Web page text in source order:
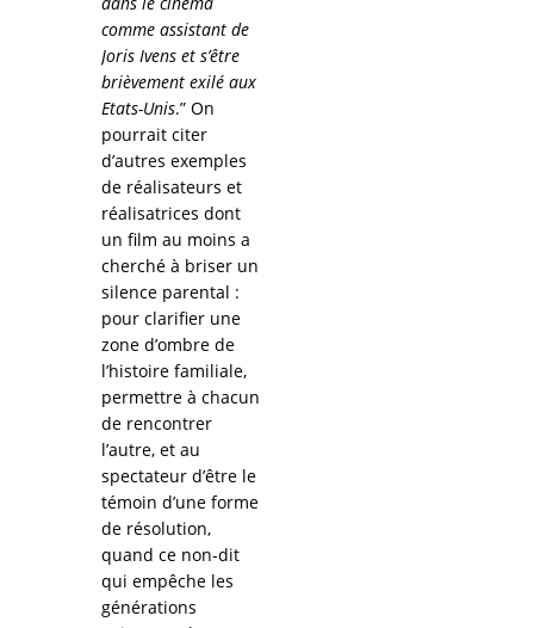
comme assistant de
Joris Ivens et s’être
brièvement exilé aux
Etats-Unis.” On
pourrait citer
d’autres exemples
de réalisateurs et
réalisatrices dont
un film au moins a
cherché à briser un
silence parental :
pour clarifier une
zone d’ombre de
l’histoire familiale,
permettre à chacun
de rencontrer
l’autre, et au
spectateur d’être le
témoin d’une forme
de résolution,
quand ce non-dit
qui empêche les
générations